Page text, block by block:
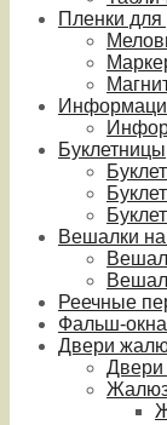
Пленки для
Буклетницы
Вешалки
Реечные
Фальш-окна
Двери
Двери